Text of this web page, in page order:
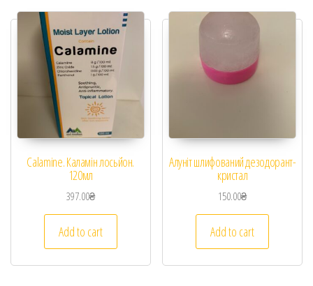
Calamine. Каламін лосьйон.
120мл
397.00₴
Add to cart
Алуніт шлифований дезодорант-
кристал
150.00₴
Add to cart